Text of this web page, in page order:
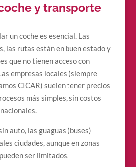
y transporte
un coche es esencial. Las
las rutas están en buen estado y
que no tienen acceso con
empresas locales (siempre
CICAR) suelen tener precios
más simples, sin costos
auto, las guaguas (buses)
ciudades, aunque en zonas
ser limitados.